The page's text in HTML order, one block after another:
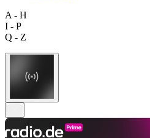
A - H
I - P
Q - Z